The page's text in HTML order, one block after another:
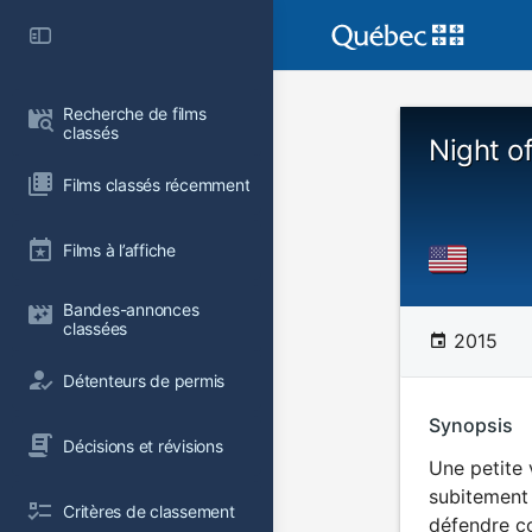
Recherche de films
classés
Films classés récemment
Films à l’affiche
Bandes-annonces
classées
Détenteurs de permis
Décisions et révisions
Critères de classement
Night
2015
Synopsis
Une petite
défendre